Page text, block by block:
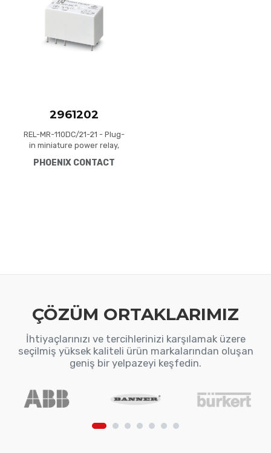
2961202
REL-MR-110DC/21-21 - Plug-
in miniature power relay,
changeover contacts, input
PHOENIX CONTACT
ÇÖZÜM ORTAKLARIMIZ
İhtiyaçlarınızı ve tercihlerinizi karşılamak üzere
seçilmiş yüksek kaliteli ürün markalarından oluşan
geniş bir yelpazeyi keşfedin.